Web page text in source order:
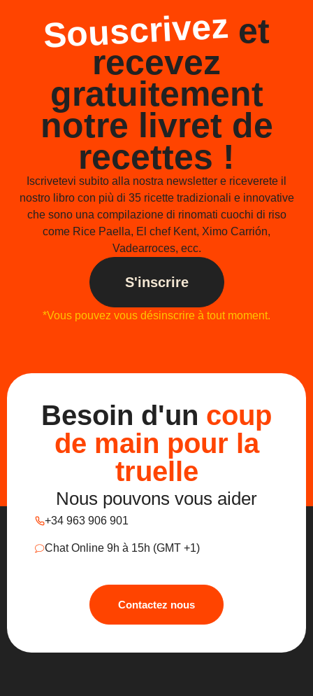
Souscrivez et
recevez
gratuitement
notre livret de
recettes !
Iscrivetevi subito alla nostra newsletter e riceverete il
nostro libro con più di 35 ricette tradizionali e innovative
che sono una compilazione di rinomati cuochi di riso
come Rice Paella, El chef Kent, Ximo Carrión,
Vadearroces, ecc.
S'inscrire
*Vous pouvez vous désinscrire à tout moment.
Besoin d'un coup
de main pour la
truelle
Nous pouvons vous aider
+34 963 906 901
Chat Online 9h à 15h (GMT +1)
Contactez nous